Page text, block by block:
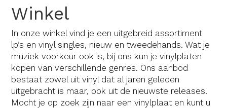
Winkel
In onze winkel vind je een uitgebreid assortiment
lp’s en vinyl singles, nieuw en tweedehands. Wat je
muziek voorkeur ook is, bij ons kun je vinylplaten
kopen van verschillende genres. Ons aanbod
bestaat zowel uit vinyl dat al jaren geleden
uitgebracht is maar, ook uit de nieuwste releases.
Mocht je op zoek zijn naar een vinylplaat en kunt u